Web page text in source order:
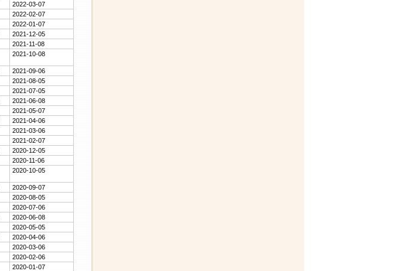
2022-03-07
2022-02-07
2022-01-07
2021-12-05
2021-11-08
2021-10-08
2021-09-06
2021-08-05
2021-07-05
2021-06-08
2021-05-07
2021-04-06
2021-03-06
2021-02-07
2020-12-05
2020-11-06
2020-10-05
2020-09-07
2020-08-05
2020-07-06
2020-06-08
2020-05-05
2020-04-06
2020-03-06
2020-02-06
2020-01-07